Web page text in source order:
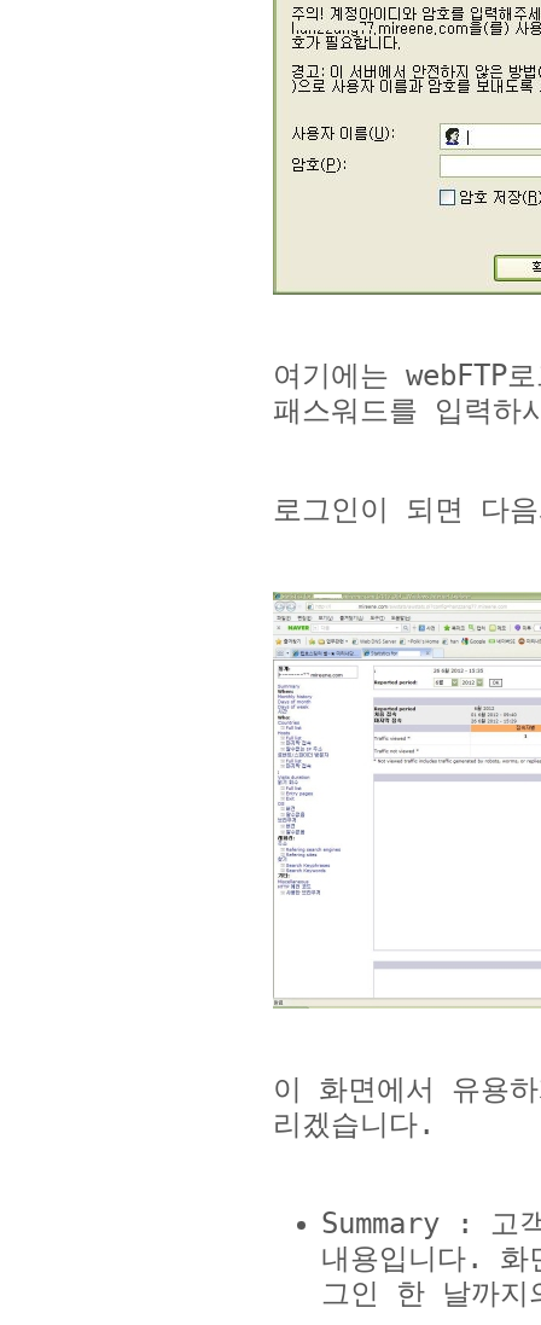
여기에는 webFTP
패스워드를 입력하
로그인이 되면 다
이 화면에서 유용
리겠습니다.
Summary : 고
내용입니다. 화
그인 한 날까